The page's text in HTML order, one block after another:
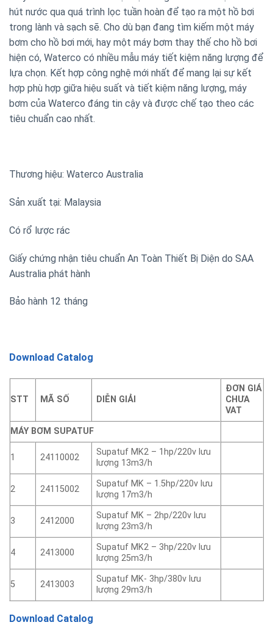
hút nước qua quá trình lọc tuần hoàn để tạo ra một hồ bơi
trong lành và sạch sẽ. Cho dù bạn đang tìm kiếm một máy
bơm cho hồ bơi mới, hay một máy bơm thay thế cho hồ bơi
hiện có, Waterco có nhiều mẫu máy tiết kiệm năng lượng để
lựa chọn. Kết hợp công nghệ mới nhất để mang lại sự kết
hợp phù hợp giữa hiệu suất và tiết kiệm năng lượng, máy
bơm của Waterco đáng tin cậy và được chế tạo theo các
tiêu chuẩn cao nhất.
Thương hiệu: Waterco Australia
Sản xuất tại: Malaysia
Có rổ lược rác
Giấy chứng nhận tiêu chuẩn An Toàn Thiết Bị Diện do SAA
Australia phát hành
Bảo hành 12 tháng
Download Catalog
STT MÃ SỐ DIỄN GIẢI
ĐƠN GIÁ
CHƯA
VAT
MÁY BƠM SUPATUF
1 24110002
Supatuf MK2 – 1hp/220v lưu
lượng 13m3/h
2 24115002
Supatuf MK – 1.5hp/220v lưu
lượng 17m3/h
3 2412000
Supatuf MK – 2hp/220v lưu
lượng 23m3/h
4 2413000
Supatuf MK2 – 3hp/220v lưu
lượng 25m3/h
5 2413003
Supatuf MK- 3hp/380v lưu
lượng 29m3/h
Download Catalog